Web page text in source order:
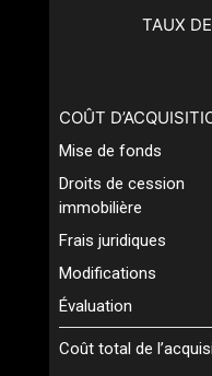
TAUX
COÛT
Mise de fonds
Droits de cession
immobilière
Frais juridiques
Modifications
Évaluation
Coût total de